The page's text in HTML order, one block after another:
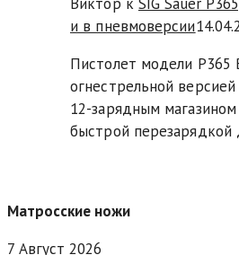
и в пневмоверсии
Пистолет модели P365
огнестрельной
12-зарядным
быстрой перезарядкой
Матросские ножи
7 Август 2026